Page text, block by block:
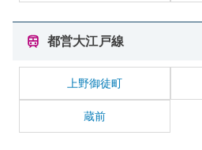
都営大江戸線
上野御徒町
蔵前